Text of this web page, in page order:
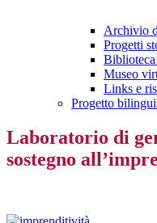
Archivio
Progetti
Museo
Links e
Progetto
Laboratorio di
sostegno